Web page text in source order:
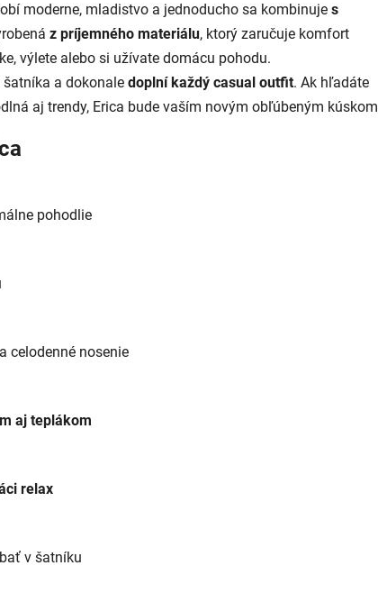
moderne, mladistvo a jednoducho sa kombinuje s
z príjemného materiálu, ktorý zaručuje komfort
výlete alebo si užívate domácu pohodu.
a dokonale doplní každý casual outfit. Ak hľadáte
aj trendy, Erica bude vaším novým obľúbeným
pohodlie
celodenné nosenie
aj teplákom
relax
v šatníku